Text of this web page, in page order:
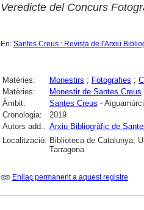
Veredicte del Concurs
En: Santes Creus : Revista de l'Arxiu
Matèries: Monestirs ; Fotografies ;
Matèries:
Monestir de Santes Creus
Àmbit:
Santes Creus -
Cronologia:
2019
Autors add.: Arxiu Bibliogràfic de
Localització: Biblioteca de Catalunya;
Tarragona
Enllaç permanent a aquest registre